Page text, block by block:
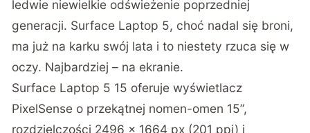
ledwie niewielkie odświeżenie poprzedniej
generacji. Surface Laptop 5, choć nadal się broni,
ma już na karku swój lata i to niestety rzuca się w
oczy. Najbardziej – na ekranie.
Surface Laptop 5 15 oferuje wyświetlacz
PixelSense o przekątnej nomen-omen 15”,
rozdzielczości 2496 x 1664 px (201 ppi) i